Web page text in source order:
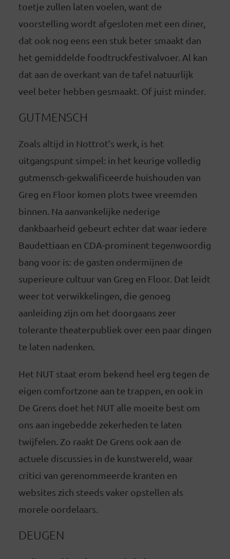
toetje zullen laten voelen, want de
voorstelling wordt afgesloten met een diner,
dat ook nog eens een stuk beter smaakt dan
het gemiddelde foodtruckfestivalvoer. Al kan
dat aan de overkant van de tafel natuurlijk
veel beter hebben gesmaakt. Of juist minder.
GUTMENSCH
Zoals altijd in Nottrot’s werk, is het
uitgangspunt simpel: in het keurige volledig
gutmensch-gekwalificeerde huishouden van
Greg en Floor komen plots twee vreemden
binnen. Na aanvankelijke nederige
dankbaarheid gebeurt echter dat waar iedere
Baudettiaan en CDA-prominent tegenwoordig
bang voor is: de gasten ondermijnen de
superieure cultuur van Greg en Floor. Dat leidt
weer tot verwikkelingen, die genoeg
aanleiding zijn om het doorgaans zeer
tolerante theaterpubliek over een paar dingen
te laten nadenken.
Het NUT staat erom bekend heel erg tegen de
eigen comfortzone aan te trappen, en ook in
De Grens doet het NUT alle moeite best om
ons aan ingebedde zekerheden te laten
twijfelen. Zo raakt De Grens ook aan de
actuele discussies in de kunstwereld, waar
critici van gerenommeerde kranten en
websites zich steeds vaker opstellen als
morele oordelaars.
DEUGEN